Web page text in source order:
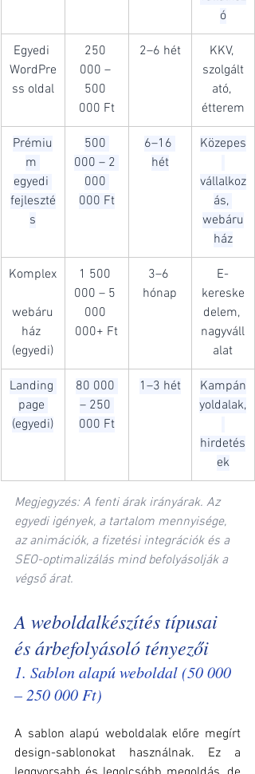
ó
Egyedi
WordPre
ss oldal
250
000 –
500
000 Ft
2–6 hét
KKV,
szolgált
ató,
étterem
Prémiu
m
egyedi
fejleszté
s
500
000 – 2
000
000 Ft
6–16
hét
Közepes
vállalkoz
ás,
webáru
ház
Komplex
webáru
ház
(egyedi)
1 500
000 – 5
000
000+ Ft
3–6
hónap
E-
kereske
delem,
nagyváll
alat
Landing
page
(egyedi)
80 000
– 250
000 Ft
1–3 hét
Kampán
yoldalak,
hirdetés
ek
Megjegyzés: A fenti árak irányárak. Az
egyedi igények, a tartalom mennyisége,
az animációk, a fizetési integrációk és a
SEO-optimalizálás mind befolyásolják a
végső árat.
A weboldalkészítés típusai
és árbefolyásoló tényezői
1. Sablon alapú weboldal (50 000
– 250 000 Ft)
A sablon alapú weboldalak előre megírt
design-sablonokat használnak. Ez a